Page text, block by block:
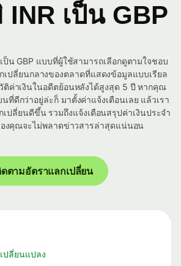
เป็น GBP
ป็น GBP แบบที่ผู้ใช้สามารถเลือกดูตามใจชอบ
เปลี่ยนกลางของตลาดที่แสดงข้อมูลแบบเรียล
ค่าเงินในอดีตย้อนหลังได้สูงสุด 5 ปี หากคุณ
ที่ดีกว่าอยู่ล่ะก็ มาตั้งค่าแจ้งเตือนเลย แล้วเรา
ปลี่ยนดีขึ้น รวมถึงแจ้งเตือนสรุปค่าเงินประจำ
องคุณจะไม่พลาดข่าวสารล่าสุดแน่นอน
ตามอัตราแลกเปลี่ยน
ปลี่ยนแปลง